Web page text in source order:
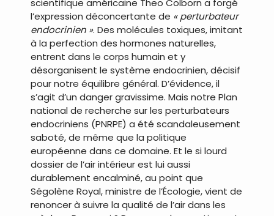
scientifique américaine Theo Colborn a forgé
l’expression déconcertante de « perturbateur
endocrinien ». Des molécules toxiques, imitant
à la perfection des hormones naturelles,
entrent dans le corps humain et y
désorganisent le système endocrinien, décisif
pour notre équilibre général. D’évidence, il
s’agit d’un danger gravissime. Mais notre Plan
national de recherche sur les perturbateurs
endocriniens (PNRPE) a été scandaleusement
saboté, de même que la politique
européenne dans ce domaine. Et le si lourd
dossier de l’air intérieur est lui aussi
durablement encalminé, au point que
Ségolène Royal, ministre de l’Écologie, vient de
renoncer à suivre la qualité de l’air dans les